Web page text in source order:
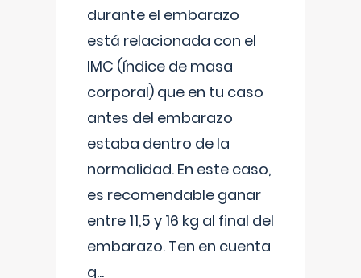
durante el embarazo
está relacionada con el
IMC (índice de masa
corporal) que en tu caso
antes del embarazo
estaba dentro de la
normalidad. En este caso,
es recomendable ganar
entre 11,5 y 16 kg al final del
embarazo. Ten en cuenta
q...